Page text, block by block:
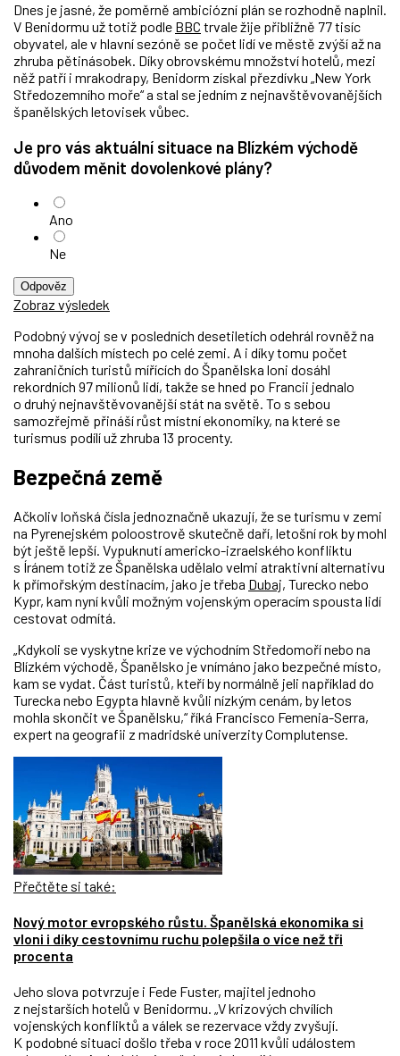
Dnes je jasné, že poměrně ambiciózní plán se rozhodně naplnil.
V Benidormu už totiž podle BBC trvale žije přibližně 77 tisíc
obyvatel, ale v hlavní sezóně se počet lidí ve městě zvýší až na
zhruba pětinásobek. Díky obrovskému množství hotelů, mezi
něž patří i mrakodrapy, Benidorm získal přezdívku „New York
Středozemního moře“ a stal se jedním z nejnavštěvovanějších
španělských letovisek vůbec.
Je pro vás aktuální situace na Blízkém východě
důvodem měnit dovolenkové plány?
Ano
Ne
Odpověz
Zobraz výsledek
Podobný vývoj se v posledních desetiletích odehrál rovněž na
mnoha dalších místech po celé zemi. A i díky tomu počet
zahraničních turistů mířících do Španělska loni dosáhl
rekordních 97 milionů lidí, takže se hned po Francii jednalo
o druhý nejnavštěvovanější stát na světě. To s sebou
samozřejmě přináší růst místní ekonomiky, na které se
turismus podílí už zhruba 13 procenty.
Bezpečná země
Ačkoliv loňská čísla jednoznačně ukazují, že se turismu v zemi
na Pyrenejském poloostrově skutečně daří, letošní rok by mohl
být ještě lepší. Vypuknutí americko-izraelského konfliktu
s Íránem totiž ze Španělska udělalo velmi atraktivní alternativu
k přímořským destinacím, jako je třeba Dubaj, Turecko nebo
Kypr, kam nyní kvůli možným vojenským operacím spousta lidí
cestovat odmítá.
„Kdykoli se vyskytne krize ve východním Středomoří nebo na
Blízkém východě, Španělsko je vnímáno jako bezpečné místo,
kam se vydat. Část turistů, kteří by normálně jeli například do
Turecka nebo Egypta hlavně kvůli nízkým cenám, by letos
mohla skončit ve Španělsku,“ říká Francisco Femenia-Serra,
expert na geografii z madridské univerzity Complutense.
Přečtěte si také:
Nový motor evropského růstu. Španělská ekonomika si
vloni i díky cestovnímu ruchu polepšila o více než tři
procenta
Jeho slova potvrzuje i Fede Fuster, majitel jednoho
z nejstarších hotelů v Benidormu. „V krizových chvílích
vojenských konfliktů a válek se rezervace vždy zvyšují.
K podobné situaci došlo třeba v roce 2011 kvůli událostem